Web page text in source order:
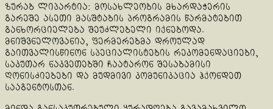
ზურაბ ლიპარტია: მოსახლეობის მხარდაჭერის
გარეშე ასეთი მასშტაბის პროგრამის წარმატებით
განხორციელება შეუძლებელი იქნებოდა.
მნიშვნელოვანია, ფერმერებმა დროულად
გაითვალისწინონ სპეციალისტების რეკომენდაციები,
საკუთარ ნაკვეთებში ჩაატარონ შესაბამისი
ღონისძიებები და მუდმივი კომუნიკაცია ჰქონდეთ
სააგენტოსთან.